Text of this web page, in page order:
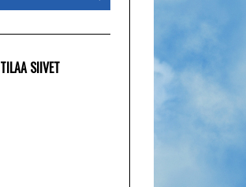
TILAA SIIVET